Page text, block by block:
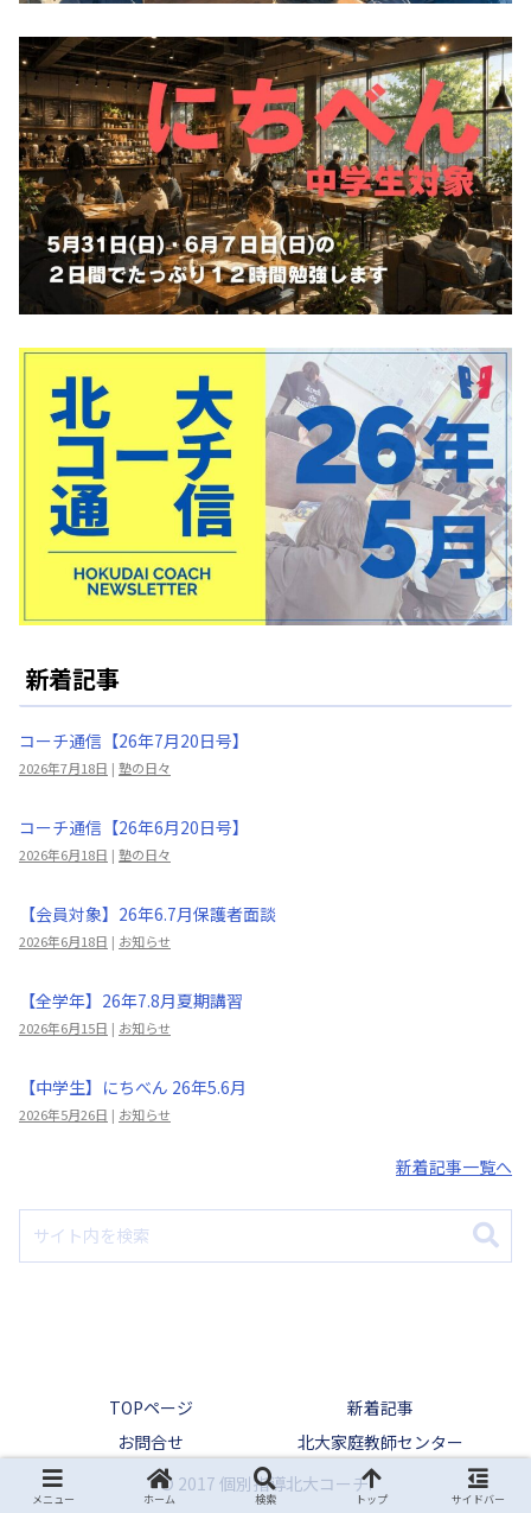
新着記事
コーチ通信【26年7月20日号】
2026年7月18日 | 塾の日々
コーチ通信【26年6月20日号】
2026年6月18日 | 塾の日々
【会員対象】26年6.7月保護者面談
2026年6月18日 | お知らせ
【全学年】26年7.8月夏期講習
2026年6月15日 | お知らせ
【中学生】にちべん 26年5.6月
2026年5月26日 | お知らせ
新着記事一覧へ
TOPページ
新着記事
お問合せ
北大家庭教師センター
© 2017 個別指導北大コーチ.
メニュー ホーム 検索 トップ サイドバー